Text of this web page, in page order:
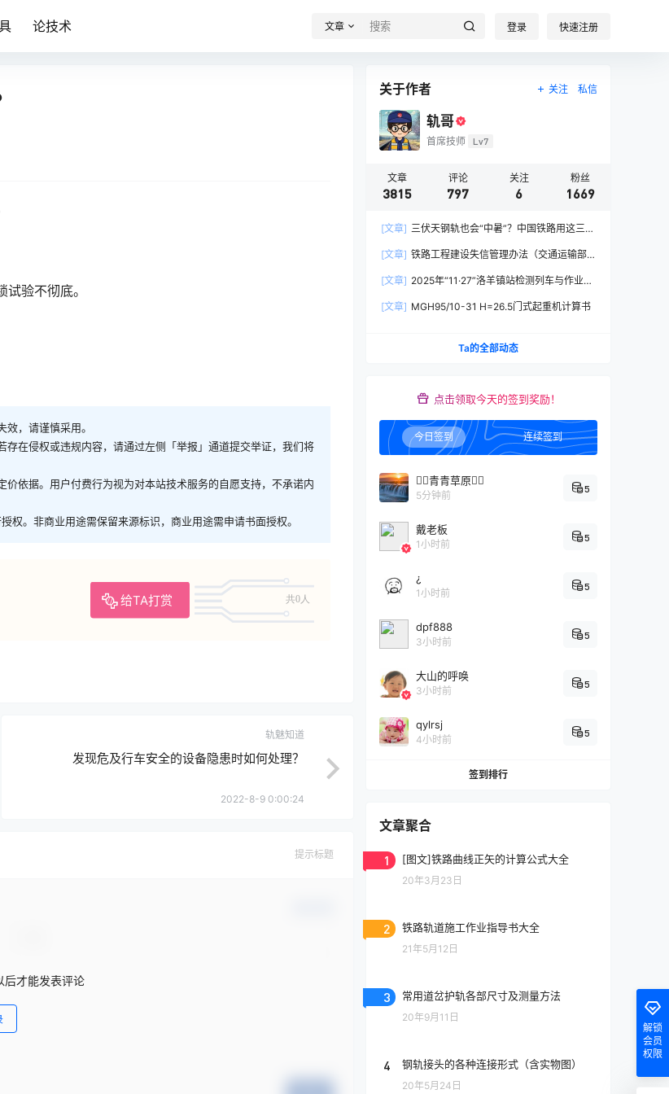
论技术 文章 登录 快速注册
验不彻底。
，请谨慎采用。
在侵权或违规内容，请通过左侧「举报」通道提交举证，我们将
依据。用户付费行为视为对本站技术服务的自愿支持，不承诺内
权。非商业用途需保留来源标识，商业用途需申请书面授权。
给TA打赏 共0人
轨魅知道
发现危及行车安全的设备隐患时如何处理？
2022-8-9 0:00:24
提示标题
后才能发表评论
关于作者 关注 私信
轨哥
首席技师 Lv7
文章
3815
评论
797
关注
6
粉丝
1669
[文章] 三伏天钢轨也会“中暑”？中国铁路用这三招
[文章] 铁路工程建设失信管理办法（交通运输部
[文章] 2025年“11·27”洛羊镇站检测列车与作业人
[文章] MGH95/10-31 H=26.5门式起重机计算书
Ta的全部动态
点击领取今天的签到奖励！
今日签到 连续签到
青青草原
5分钟前
5
戴老板
1小时前
5
¿
1小时前
5
dpf888
3小时前
5
大山的呼唤
3小时前
5
qylrsj
4小时前
5
签到排行
文章聚合
1 [图文]铁路曲线正矢的计算公式大全
20年3月23日
2 铁路轨道施工作业指导书大全
21年5月12日
3 常用道岔护轨各部尺寸及测量方法
20年9月11日
4 钢轨接头的各种连接形式（含实物图）
20年5月24日
解锁
会员
权限